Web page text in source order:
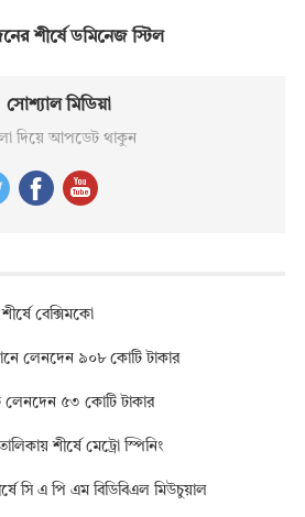
শীর্ষে ডমিনেজ স্টিল
সোশ্যাল মিডিয়া
দিয়ে আপডেট থাকুন
বেক্সিমকো
লেনদেন ৯০৮ কোটি টাকার
লেনদেন ৫৩ কোটি টাকার
শীর্ষে মেট্রো স্পিনিং
সি এ পি এম বিডিবিএল মিউচুয়াল